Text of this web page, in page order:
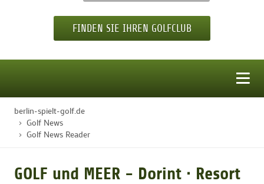
FINDEN SIE IHREN GOLFCLUB
STARTSEITE
berlin-spielt-golf.de
Golf News
Golf News Reader
GOLF und MEER - Dorint ∙ Resort